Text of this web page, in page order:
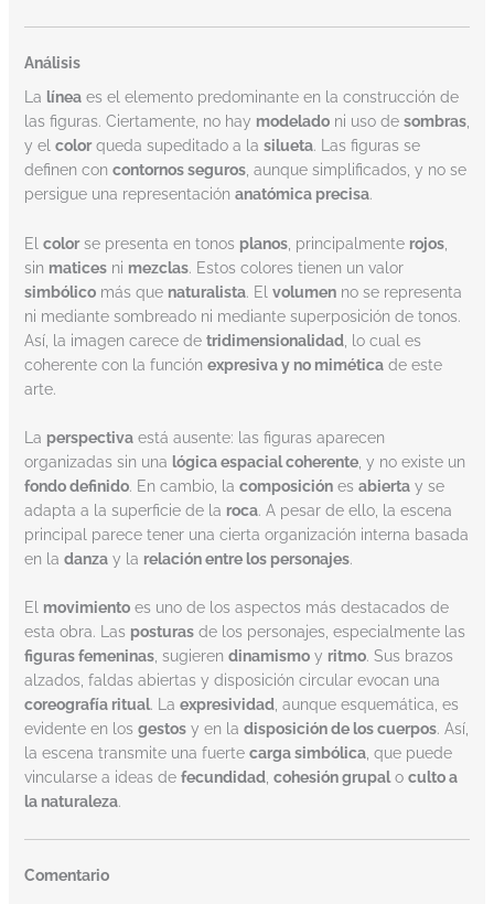
Análisis
La líneaes el elemento predominante en la construcción de
las figuras. Ciertamente, no hay modeladoni uso de sombras,
y el colorqueda supeditado a la silueta. Las figuras se
definen con contornos seguros, aunque simplificados, y no se
persigue una representación anatómica precisa.
El colorse presenta en tonos planos, principalmente rojos,
sin maticesni mezclas. Estos colores tienen un valor
simbólicomás que naturalista. El volumenno se representa
ni mediante sombreado ni mediante superposición de tonos.
Así, la imagen carece de tridimensionalidad, lo cual es
coherente con la función expresiva y no miméticade este
arte.
La perspectivaestá ausente: las figuras aparecen
organizadas sin una lógica espacial coherente, y no existe un
fondo definido. En cambio, la composiciónes abiertay se
adapta a la superficie de la roca. A pesar de ello, la escena
principal parece tener una cierta organización interna basada
en la danzay la relación entre los personajes.
El movimientoes uno de los aspectos más destacados de
esta obra. Las posturasde los personajes, especialmente las
figuras femeninas, sugieren dinamismoy ritmo. Sus brazos
alzados, faldas abiertas y disposición circular evocan una
coreografía ritual. La expresividad, aunque esquemática, es
evidente en los gestosy en la disposición de los cuerpos. Así,
la escena transmite una fuerte carga simbólica, que puede
vincularse a ideas de fecundidad, cohesión grupalo culto a
la naturaleza.
Comentario